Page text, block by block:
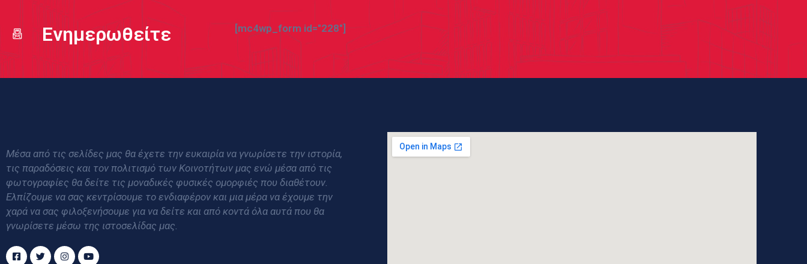
Ενημερωθείτε [mc4wp_form id="228"]
Μέσα από τις σελίδες μας θα έχετε την ευκαιρία να γνωρίσετε την ιστορία,
τις παραδόσεις και τον πολιτισμό των Κοινοτήτων μας ενώ μέσα από τις
φωτογραφίες θα δείτε τις μοναδικές φυσικές ομορφιές που διαθέτουν.
Ελπίζουμε να σας κεντρίσουμε το ενδιαφέρον και μια μέρα να έχουμε την
χαρά να σας φιλοξενήσουμε για να δείτε και από κοντά όλα αυτά που θα
γνωρίσετε μέσω της ιστοσελίδας μας.